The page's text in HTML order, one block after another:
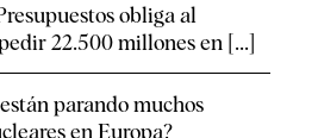
obliga al
22.500 millones en [...]
parando muchos
en Europa?